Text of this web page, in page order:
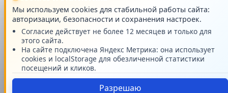
Мы используем cookies для стабильной работы сайта:
авторизации, безопасности и сохранения настроек.
Согласие действует не более 12 месяцев и только для
этого сайта.
На сайте подключена Яндекс Метрика: она использует
cookies и localStorage для обезличенной статистики
посещений и кликов.
Разрешаю